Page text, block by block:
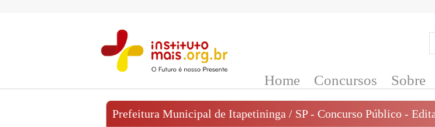
Home Concursos Sobre
Prefeitura Municipal de Itapetininga / SP - Concurso Público -